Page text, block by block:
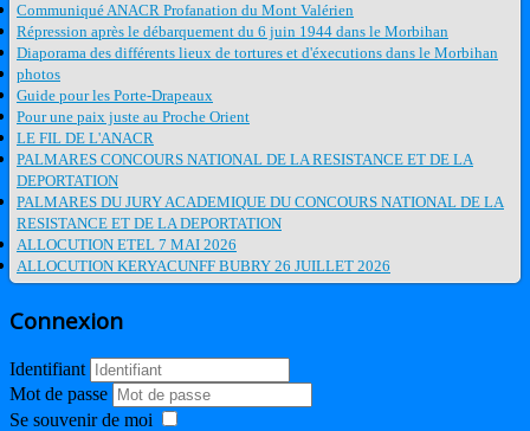
Communiqué ANACR Profanation du Mont Valérien
Répression après le débarquement du 6 juin 1944 dans le Morbihan
Diaporama des différents lieux de tortures et d'éxecutions dans le Morbihan
photos
Guide pour les Porte-Drapeaux
Pour une paix juste au Proche Orient
LE FIL DE L'ANACR
PALMARES CONCOURS NATIONAL DE LA RESISTANCE ET DE LA
DEPORTATION
PALMARES DU JURY ACADEMIQUE DU CONCOURS NATIONAL DE LA
RESISTANCE ET DE LA DEPORTATION
ALLOCUTION ETEL 7 MAI 2026
ALLOCUTION KERYACUNFF BUBRY 26 JUILLET 2026
Connexion
Identifiant
Mot de passe
Se souvenir de moi